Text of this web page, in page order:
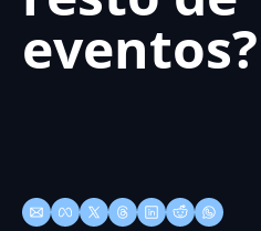
eventos?